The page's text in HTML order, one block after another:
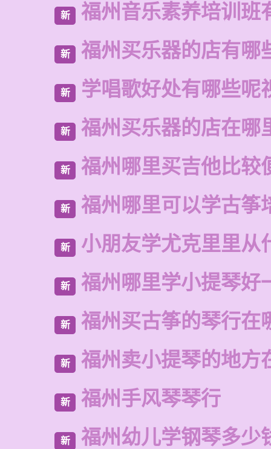
新 福州音乐素养培训班
新 福州买乐器的店有哪
新 学唱歌好处有哪些呢
新 福州买乐器的店在哪
新 福州哪里买吉他比较
新 福州哪里可以学古筝
新 小朋友学尤克里里从
新 福州哪里学小提琴好
新 福州买古筝的琴行在
新 福州卖小提琴的地方
新 福州手风琴琴行
新 福州幼儿学钢琴多少